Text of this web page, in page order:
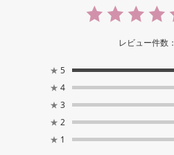
レビュー件数：
★ 5
★ 4
★ 3
★ 2
★ 1